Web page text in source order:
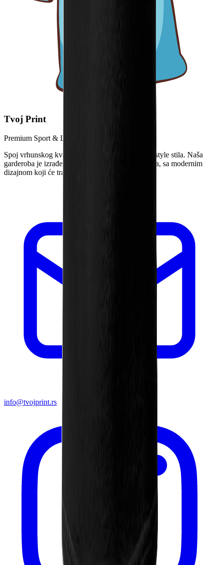
Tvoj Print
Premium Sport & Lifestyle
Spoj vrhunskog kvaliteta i autentičnog sport i lifestyle stila. Naša
garderoba je izrađena od najkvalitetnijih materijala, sa modernim
dizajnom koji će trajati.
info@tvojprint.rs